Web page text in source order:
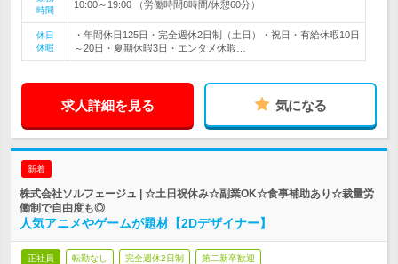
時間
10:00～19:00 （労働時間8時間/休憩60分）
休日
休暇
・年間休日125日・完全週休2日制（土日）・祝日・有給休暇10日
～20日・夏期休暇3日・エンタメ休暇…
求人詳細を見る 気になる
新着
株式会社ソルフェージュ | ☆土日祝休み☆副業OK☆食事補助あり☆裁量労
働制で自由度も◎
人気アニメやゲームが題材【2Dデザイナー】
正社員 転勤なし 完全週休2日制 第二新卒歓迎